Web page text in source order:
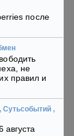
после
не
правил и
, Сутьсобытий ,
августа